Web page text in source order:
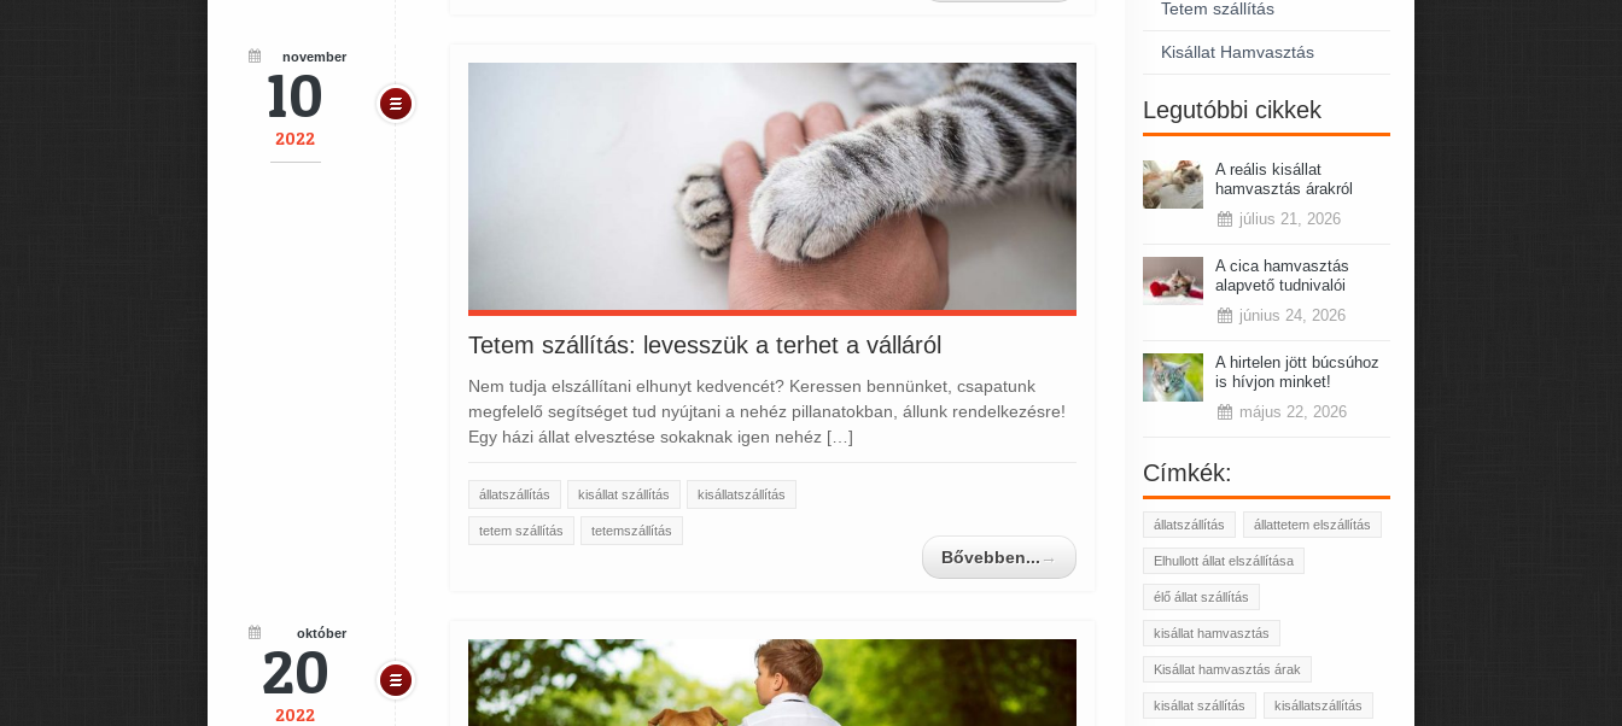
10
november
2022
Tetem szállítás: levesszük a terhet a válláról
Nem tudja elszállítani elhunyt kedvencét? Keressen bennünket, csapatunk
megfelelő segítséget tud nyújtani a nehéz pillanatokban, állunk rendelkezésre!
Egy házi állat elvesztése sokaknak igen nehéz […]
állatszállítás kisállat szállítás kisállatszállítás
tetem szállítás tetemszállítás
Bővebben... →
20
október
2022
Tetem szállítás
Kisállat Hamvasztás
Legutóbbi cikkek
A reális kisállat
hamvasztás árakról
július 21, 2026
A cica hamvasztás
alapvető tudnivalói
június 24, 2026
A hirtelen jött búcsúhoz
is hívjon minket!
május 22, 2026
Címkék:
állatszállítás állattetem elszállítás
Elhullott állat elszállítása
élő állat szállítás
kisállat hamvasztás
Kisállat hamvasztás árak
kisállat szállítás kisállatszállítás